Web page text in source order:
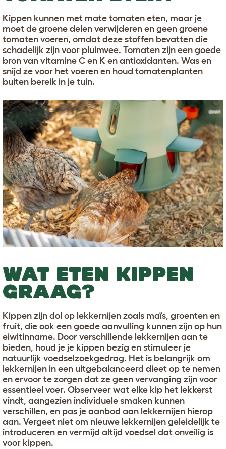
Kippen kunnen met mate tomaten eten, maar je
moet de groene delen verwijderen en geen groene
tomaten voeren, omdat deze stoffen bevatten die
schadelijk zijn voor pluimvee. Tomaten zijn een goede
bron van vitamine C en K en antioxidanten. Was en
snijd ze voor het voeren en houd tomatenplanten
buiten bereik in je tuin.
WAT ETEN KIPPEN
GRAAG?
Kippen zijn dol op lekkernijen zoals maïs, groenten en
fruit, die ook een goede aanvulling kunnen zijn op hun
eiwitinname. Door verschillende lekkernijen aan te
bieden, houd je je kippen bezig en stimuleer je
natuurlijk voedselzoekgedrag. Het is belangrijk om
lekkernijen in een uitgebalanceerd dieet op te nemen
en ervoor te zorgen dat ze geen vervanging zijn voor
essentieel voer. Observeer wat elke kip het lekkerst
vindt, aangezien individuele smaken kunnen
verschillen, en pas je aanbod aan lekkernijen hierop
aan. Vergeet niet om nieuwe lekkernijen geleidelijk te
introduceren en vermijd altijd voedsel dat onveilig is
voor kippen.